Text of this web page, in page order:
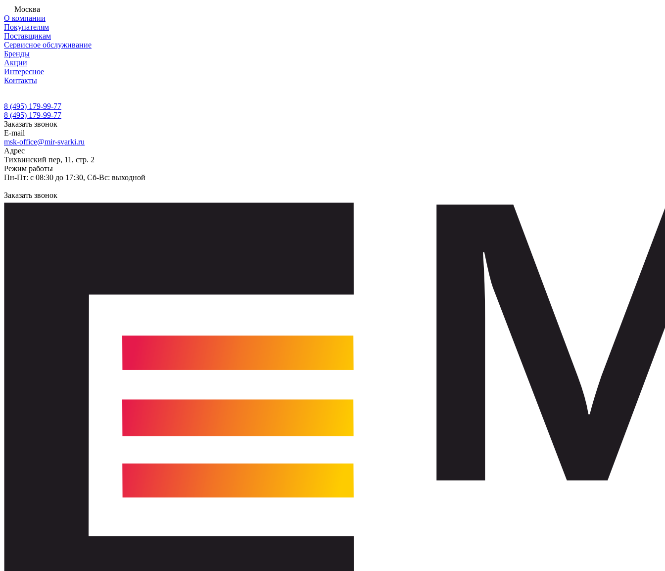
Москва
О компании
Покупателям
Поставщикам
Сервисное обслуживание
Бренды
Акции
Интересное
Контакты
8 (495) 179-99-77
8 (495) 179-99-77
Заказать звонок
E-mail
msk-office@mir-svarki.ru
Адрес
Тихвинский пер, 11, стр. 2
Режим работы
Пн-Пт: с 08:30 до 17:30, Сб-Вс: выходной
Заказать звонок